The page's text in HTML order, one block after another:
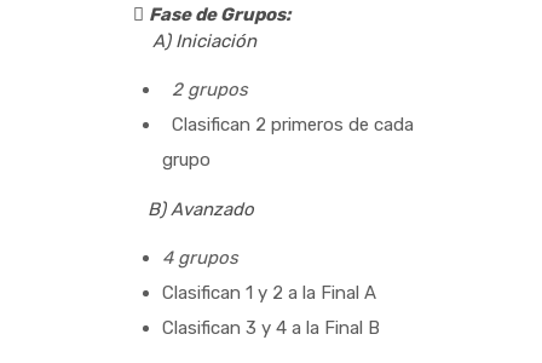
 Fase de Grupos:
A) Iniciación
2 grupos
Clasifican 2 primeros de cada
grupo
B) Avanzado
4 grupos
Clasifican 1 y 2 a la Final A
Clasifican 3 y 4 a la Final B